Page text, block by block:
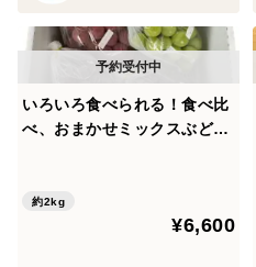
いろいろ食べられる！食べ比
べ、おまかせミックスぶどう
約2kg
¥6,600